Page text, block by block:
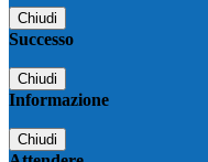
Chiudi
Successo
Chiudi
Informazione
Chiudi